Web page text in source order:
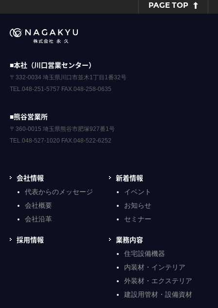
PAGE TOP
■本社（川口営業センター）
〒332-0034 埼玉県川口市並木1丁目1番32号
TEL.048-251-5757 FAX.048-258-0635
■熊谷営業所
〒360-0015 埼玉県熊谷市肥塚927番1号
TEL.048-527-1020 FAX.048-522-6252
会社情報
代表からのメッセージ
会社概要
会社沿革
新着情報
イベント
お知らせ
セミナー
採用情報 業務内容
住宅設備機器
内装材・インテリア
外装材・エクステリア
建設用管材・設備資材